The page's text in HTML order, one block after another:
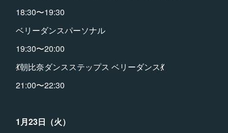
18:30〜19:30
ベリーダンスパーソナル
19:30〜20:00
💃朝比奈ダンスステップス ベリーダンス💃
21:00〜22:30
1月23日（火）